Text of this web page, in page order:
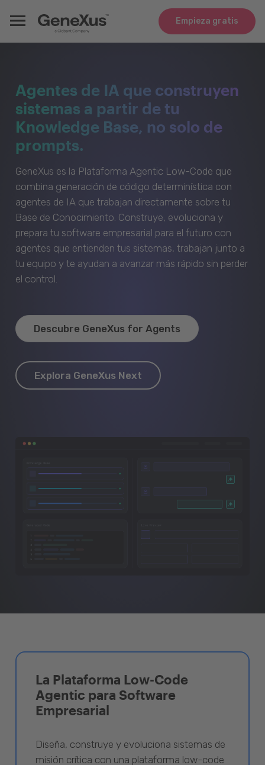
Empieza gratis
Agentes de IA que construyen
sistemas a partir de tu
Knowledge Base, no solo de
prompts.
GeneXus es la Plataforma Agentic Low-Code que
combina generación de código determinística con
agentes de IA que trabajan directamente sobre tu
Base de Conocimiento. Construye, evoluciona y
prepara tu software empresarial para el futuro con
agentes que entienden tus sistemas, trabajan junto a
tu equipo y te ayudan a avanzar más rápido sin perder
el control.
Descubre GeneXus for Agents
Explora GeneXus Next
La Plataforma Low-Code
Agentic para Software
Empresarial
Diseña, construye y evoluciona sistemas de
misión crítica con una plataforma low-code